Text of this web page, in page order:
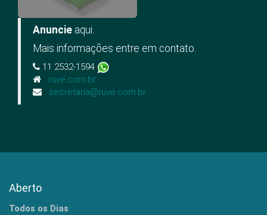
Anuncie aqui.
Mais informações entre em contato.
11 2532-1594
ruve.com.br
secretaria@ruve.com.br
Aberto
Todos os Dias